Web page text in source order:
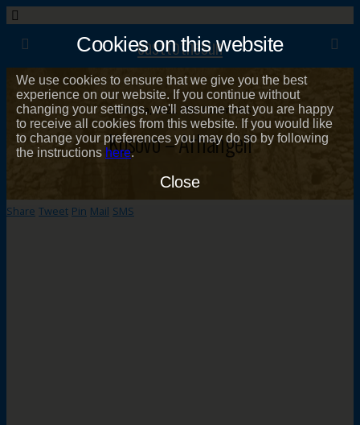
Cookies on this website
We use cookies to ensure that we give you the best
experience on our website. If you continue without
changing your settings, we'll assume that you are happy
to receive all cookies from this website. If you would like
to change your preferences you may do so by following
the instructions here.
Close
easttothesun
11 Marta, 2022 • No Comments
Kosovo – Arhangeli
Share Tweet Pin Mail SMS